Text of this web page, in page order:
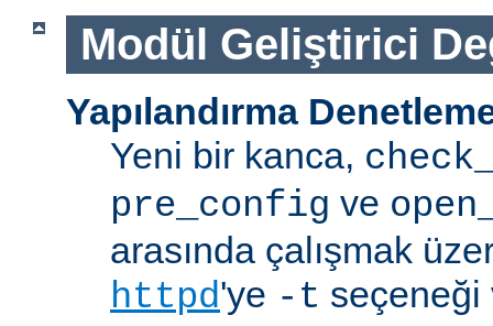
Modül Geliştirici
Yapılandırma
Yeni bir kanca,
pre_config ve
arasında çalışmak
httpd'ye -t seçeneği